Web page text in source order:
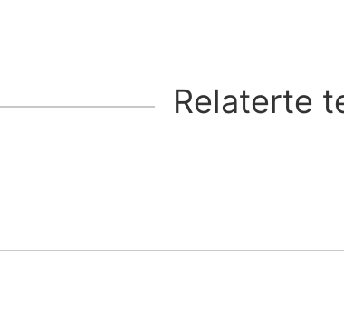
Relaterte